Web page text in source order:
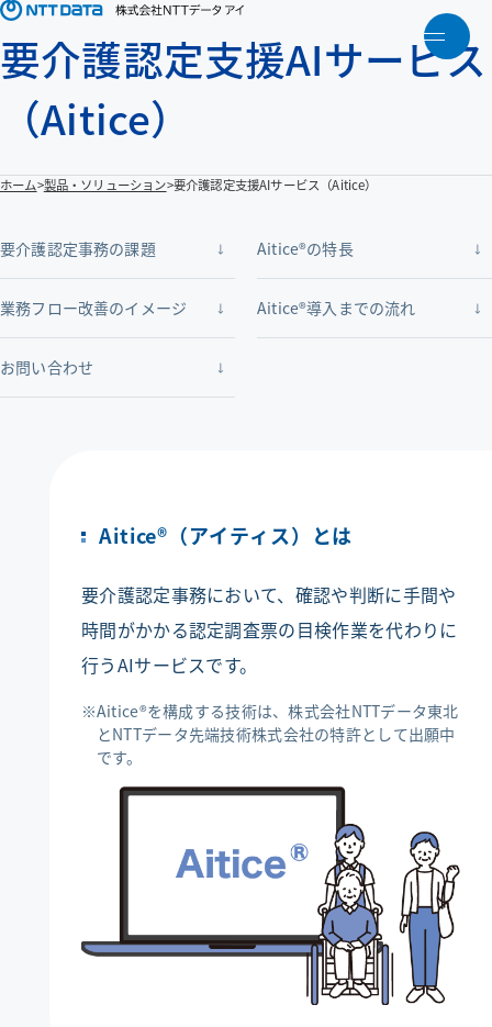
メ
トップ
アクティビティ
人財育成
BRANDING SITE
BRANDING SITEページを新しいウインドウで開きます
お問い合わせ
リンク・免責事項
プライバシーポリシー サイトのご利用条件
メニューを閉じる
要介護認定支援AIサービス
（Aitice）
ホーム 製品・ソリューション 要介護認定支援AIサービス（Aitice）
要介護認定事務の課題 Aitice®の特長
業務フロー改善のイメージ Aitice®導入までの流れ
お問い合わせ
Aitice®（アイティス）とは
要介護認定事務において、確認や判断に手間や
時間がかかる認定調査票の目検作業を代わりに
行うAIサービスです。
Aitice®を構成する技術は、株式会社NTTデータ東北
とNTTデータ先端技術株式会社の特許として出願中
です。